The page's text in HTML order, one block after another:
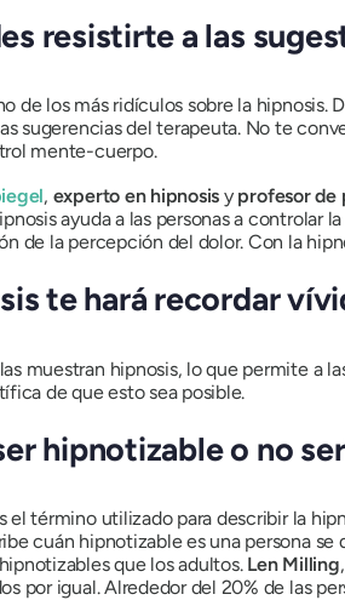
resistirte a las
de los más ridículos sobre la
sugerencias del terapeuta. No te
mente-cuerpo.
, experto en hipnosis y profesor de
ayuda a las personas a controlar
de la percepción del dolor. Con la
te hará recordar
muestran hipnosis, lo que permite a
de que esto sea posible.
hipnotizable o no
el término utilizado para describir la
cuán hipnotizable es una persona
que los adultos. Len Milling,
por igual. Alrededor del 20% de las